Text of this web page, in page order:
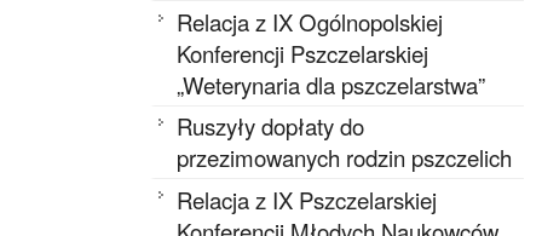
Relacja z IX Ogólnopolskiej
Konferencji Pszczelarskiej
„Weterynaria dla pszczelarstwa”
Ruszyły dopłaty do
przezimowanych rodzin pszczelich
Relacja z IX Pszczelarskiej